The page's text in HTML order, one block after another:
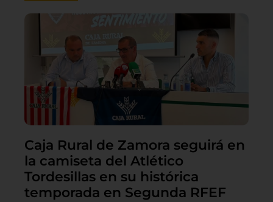
Caja Rural de Zamora seguirá en
la camiseta del Atlético
Tordesillas en su histórica
temporada en Segunda RFEF